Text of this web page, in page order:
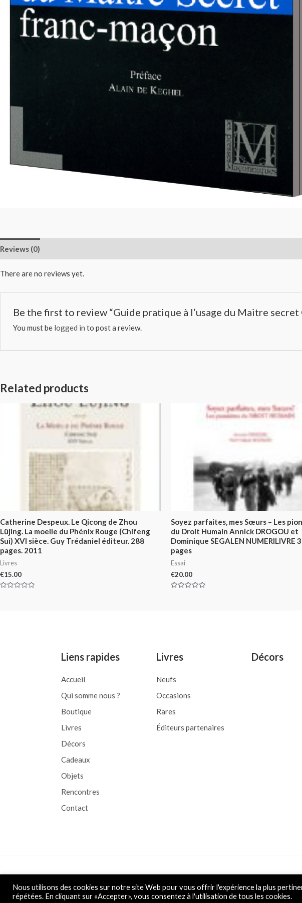
Reviews (0)
There are no reviews yet.
Be the first to review “Guide pratique à l’usage du Maitre secret
You must be logged in to post a review.
Related products
Catherine Despeux. Le Qicong de Zhou
Lüjing. La moelle du Phénix Rouge (Chifeng
Sui) XVI sièce. Guy Trédaniel éditeur. 288
pages. 2011
Livres
€15.00
Soyez parfaites, mes Sœurs – Les
du Droit Humain Annick DROGOU et
Dominique SEGALEN NUMERILIVRE
pages
Essai
€20.00
Liens rapides
Accueil
Qui somme nous ?
Boutique
Livres
Décors
Cadeaux
Objets
Rencontres
Contact
Livres
Neufs
Occasions
Rares
Éditeurs partenaires
Décors
Nous utilisons des cookies sur notre site Web pour vous offrir l'expérience la plus
répétées. En cliquant sur «Accepter», vous consentez à l'utilisation de tous les cookies.